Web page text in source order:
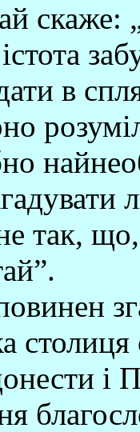
скаже:
в
так,
столиця
і